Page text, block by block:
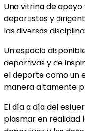
Una vitrina de
deportistas y
las diversas
Un espacio
deportivas y de
el deporte como un
manera altamente
El día a día del
plasmar en realidad